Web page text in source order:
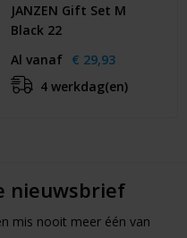
JANZEN Gift Set M
Black 22
Al vanaf € 29,93
4 werkdag(en)
nieuwsbrief
mis nooit meer één van